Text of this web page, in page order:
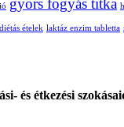
gyors fogyás titka
ételek laktáz enzim tabletta
és étkezési